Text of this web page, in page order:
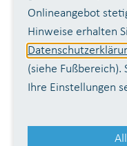
Onlineangebot
Hinweise erhalten
(siehe Fußbereich).
Ihre Einstellungen